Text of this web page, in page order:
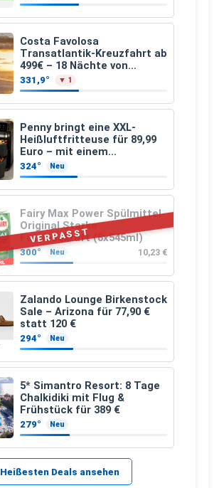
Costa Favolosa
Transatlantik-Kreuzfahrt ab
499€ – 18 Nächte von
Hamburg nach Guadeloupe
331,9° ▼ 1
Penny bringt eine XXL-
Heißluftfritteuse für 89,99
Euro – mit einem
besonderen Vorteil
324° Neu
VERPASST
Fairy Max Power Spülmittel
Original Starke
Fettlösekraft (8x545ml)
300° Neu 10,23 €
Zalando Lounge Birkenstock
Sale – Arizona für 77,90 €
statt 120 €
294° Neu
5* Simantro Resort: 8 Tage
Chalkidiki mit Flug &
Frühstück für 389 €
279° Neu
Heißesten Deals ansehen